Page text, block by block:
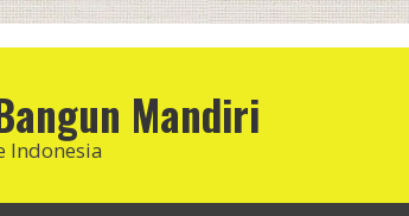
Mandiri
Indonesia